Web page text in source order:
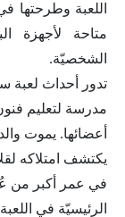
الشخصيّة.
تدور أحداث
مدرسة لتعليم
أعضائها. يموت
يكتشف امتلاكه
في عمر أكبر من
الرئيسيّة في